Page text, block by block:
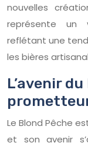
nouvelles
représente un
reflétant une
les bières
L’avenir
Le Blond Pêche
et son avenir